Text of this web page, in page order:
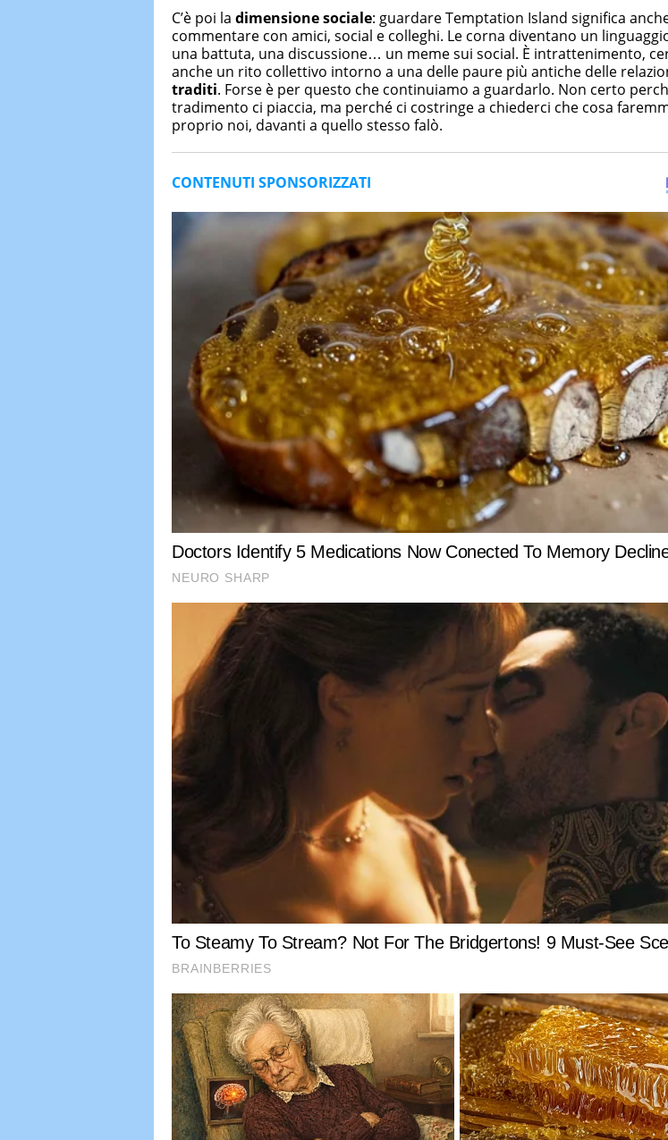
C’è poi la dimensione sociale: guardare Temptation Island significa
commentare con amici, social e colleghi. Le corna diventano un
una battuta, una discussione… un meme sui social. È intrattenimento,
anche un rito collettivo intorno a una delle paure più antiche delle
traditi. Forse è per questo che continuiamo a guardarlo. Non certo
tradimento ci piaccia, ma perché ci costringe a chiederci che cosa
proprio noi, davanti a quello stesso falò.